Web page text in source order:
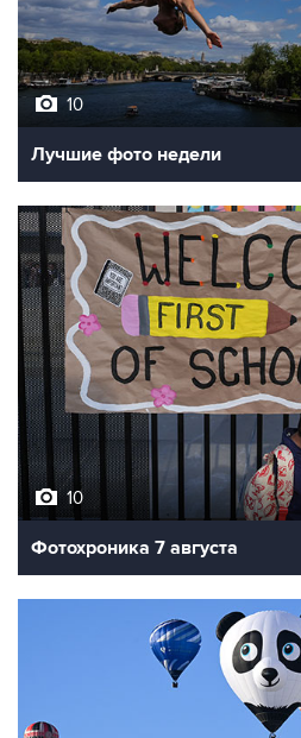
10
Лучшие фото недели
10
Фотохроника 7 августа